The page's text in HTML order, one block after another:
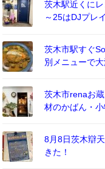
茨木駅近くに
～25はDJプレ
茨木市駅すぐ
別メニューで
茨木市renaお
材のかばん・
8月8日茨木辯
きた！